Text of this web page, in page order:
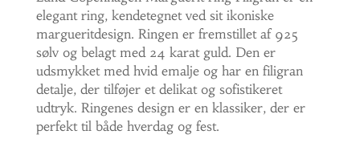
elegant ring, kendetegnet ved sit ikoniske
margueritdesign. Ringen er fremstillet af 925
sølv og belagt med 24 karat guld. Den er
udsmykket med hvid emalje og har en filigran
detalje, der tilføjer et delikat og sofistikeret
udtryk. Ringenes design er en klassiker, der er
perfekt til både hverdag og fest.